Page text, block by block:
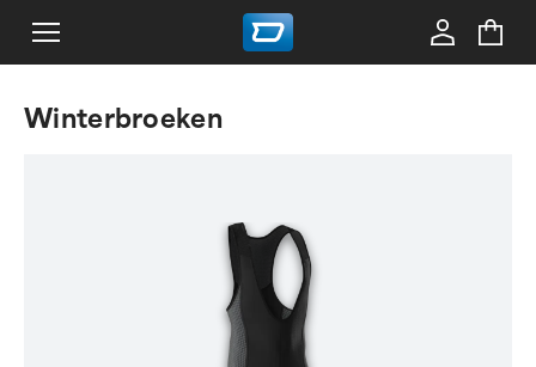
Winterbroeken